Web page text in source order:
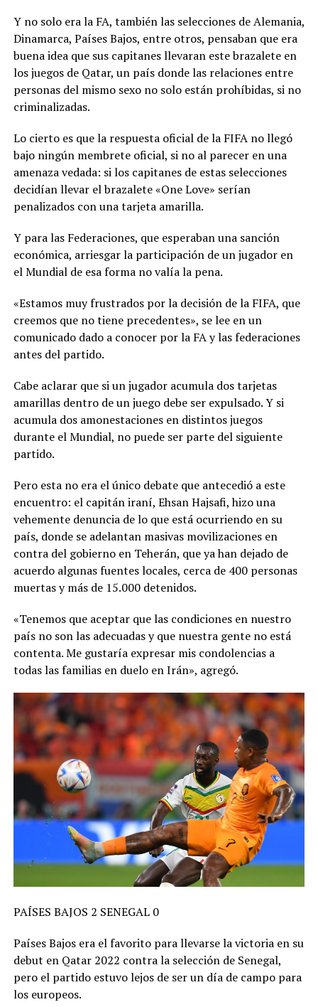
Y no solo era la FA, también las selecciones de Alemania,
Dinamarca, Países Bajos, entre otros, pensaban que era
buena idea que sus capitanes llevaran este brazalete en
los juegos de Qatar, un país donde las relaciones entre
personas del mismo sexo no solo están prohíbidas, si no
criminalizadas.
Lo cierto es que la respuesta oficial de la FIFA no llegó
bajo ningún membrete oficial, si no al parecer en una
amenaza vedada: si los capitanes de estas selecciones
decidían llevar el brazalete «One Love» serían
penalizados con una tarjeta amarilla.
Y para las Federaciones, que esperaban una sanción
económica, arriesgar la participación de un jugador en
el Mundial de esa forma no valía la pena.
«Estamos muy frustrados por la decisión de la FIFA, que
creemos que no tiene precedentes», se lee en un
comunicado dado a conocer por la FA y las federaciones
antes del partido.
Cabe aclarar que si un jugador acumula dos tarjetas
amarillas dentro de un juego debe ser expulsado. Y si
acumula dos amonestaciones en distintos juegos
durante el Mundial, no puede ser parte del siguiente
partido.
Pero esta no era el único debate que antecedió a este
encuentro: el capitán iraní, Ehsan Hajsafi, hizo una
vehemente denuncia de lo que está ocurriendo en su
país, donde se adelantan masivas movilizaciones en
contra del gobierno en Teherán, que ya han dejado de
acuerdo algunas fuentes locales, cerca de 400 personas
muertas y más de 15.000 detenidos.
«Tenemos que aceptar que las condiciones en nuestro
país no son las adecuadas y que nuestra gente no está
contenta. Me gustaría expresar mis condolencias a
todas las familias en duelo en Irán», agregó.
PAÍSES BAJOS 2 SENEGAL 0
Países Bajos era el favorito para llevarse la victoria en su
debut en Qatar 2022 contra la selección de Senegal,
pero el partido estuvo lejos de ser un día de campo para
los europeos.